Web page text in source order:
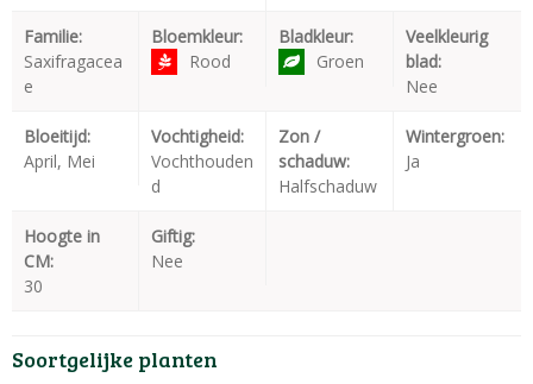
Familie:
Saxifragacea
e
Bloemkleur:
Rood
Bladkleur:
Groen
Veelkleurig
blad:
Nee
Bloeitijd:
April, Mei
Vochtigheid:
Vochthouden
d
Zon /
schaduw:
Halfschaduw
Wintergroen:
Ja
Hoogte in
CM:
30
Giftig:
Nee
Soortgelijke planten